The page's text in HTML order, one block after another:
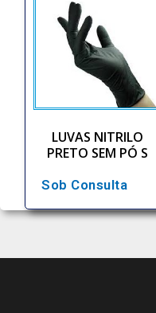
LUVAS NITRILO
PRETO SEM PÓ S
Sob Consulta